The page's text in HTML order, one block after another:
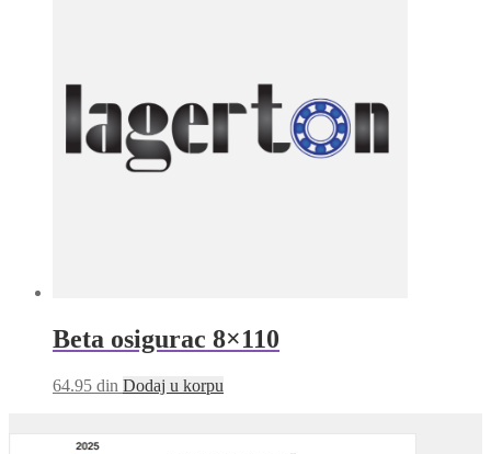
Beta osigurac 8×110
64.95 din Dodaj u korpu